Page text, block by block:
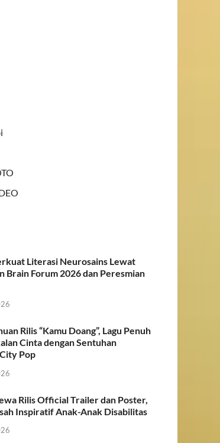
Literasi Neurosains Lewat
Brain Forum 2026 dan Peresmian
Rilis “Kamu Doang”, Lagu Penuh
Cinta dengan Sentuhan
Pop
Rilis Official Trailer dan Poster,
Inspiratif Anak-Anak Disabilitas